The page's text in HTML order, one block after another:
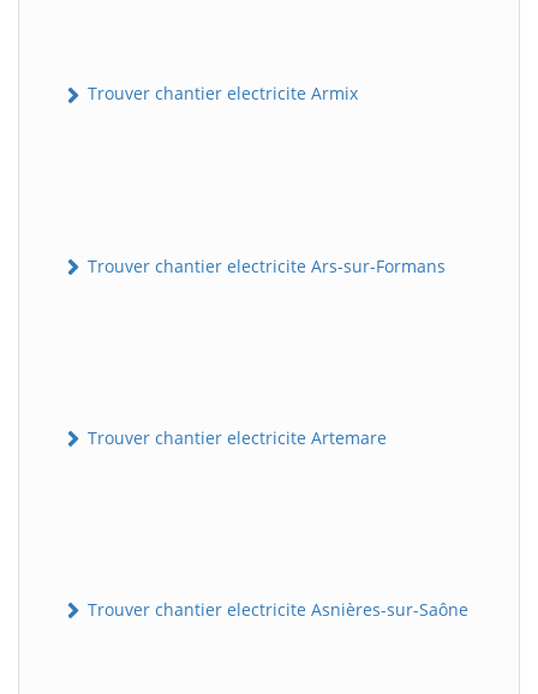
Trouver chantier electricite Armix
Trouver chantier electricite Ars-sur-Formans
Trouver chantier electricite Artemare
Trouver chantier electricite Asnières-sur-Saône